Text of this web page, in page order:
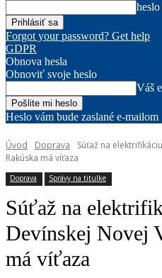
heslo
Forgot your password? Get help
GDPR
Obnova hesla
Obnoviť svoje heslo
Váš
Heslo vám bude zaslané e-mailom
Úvod Doprava
Súťaž na
Rakúska má víťaza
Doprava Správy na titulke
Súťaž na
Devínskej Novej
má víťaza